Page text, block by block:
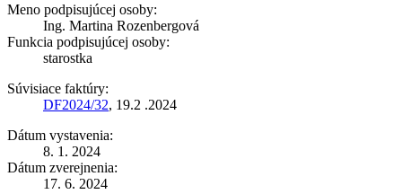
Meno podpisujúcej osoby:
Ing. Martina Rozenbergová
Funkcia podpisujúcej osoby:
starostka
Súvisiace faktúry:
DF2024/32, 19.2 .2024
Dátum vystavenia:
8. 1. 2024
Dátum zverejnenia:
17. 6. 2024